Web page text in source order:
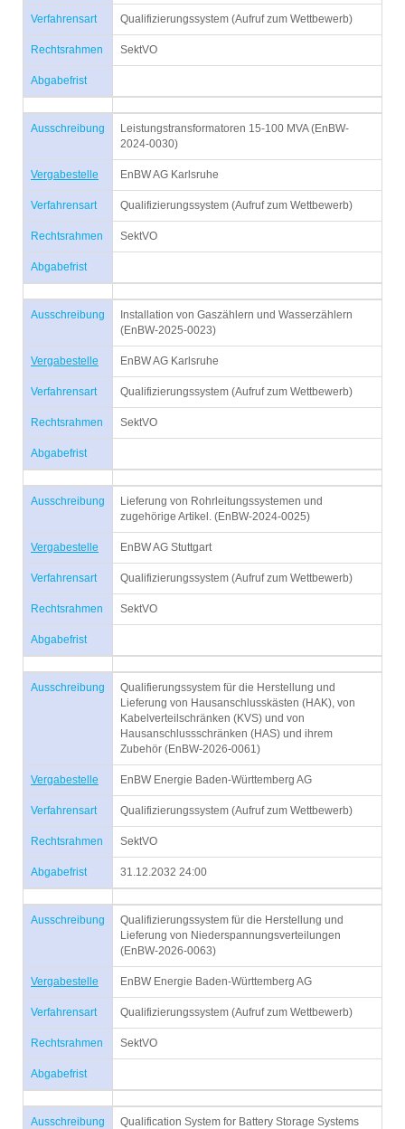
Verfahrensart Qualifizierungssystem (Aufruf zum Wettbewerb)
Rechtsrahmen SektVO
Abgabefrist
Ausschreibung
Leistungstransformatoren 15-100 MVA (EnBW-
2024-0030)
Vergabestelle EnBW AG Karlsruhe
Verfahrensart Qualifizierungssystem (Aufruf zum Wettbewerb)
Rechtsrahmen SektVO
Abgabefrist
Ausschreibung
Installation von Gaszählern und Wasserzählern
(EnBW-2025-0023)
Vergabestelle EnBW AG Karlsruhe
Verfahrensart Qualifizierungssystem (Aufruf zum Wettbewerb)
Rechtsrahmen SektVO
Abgabefrist
Ausschreibung
Lieferung von Rohrleitungssystemen und
zugehörige Artikel. (EnBW-2024-0025)
Vergabestelle EnBW AG Stuttgart
Verfahrensart Qualifizierungssystem (Aufruf zum Wettbewerb)
Rechtsrahmen SektVO
Abgabefrist
Ausschreibung
Qualifierungssystem für die Herstellung und
Lieferung von Hausanschlusskästen (HAK), von
Kabelverteilschränken (KVS) und von
Hausanschlussschränken (HAS) und ihrem
Zubehör (EnBW-2026-0061)
Vergabestelle EnBW Energie Baden-Württemberg AG
Verfahrensart Qualifizierungssystem (Aufruf zum Wettbewerb)
Rechtsrahmen SektVO
Abgabefrist 31.12.2032 24:00
Ausschreibung
Qualifizierungssystem für die Herstellung und
Lieferung von Niederspannungsverteilungen
(EnBW-2026-0063)
Vergabestelle EnBW Energie Baden-Württemberg AG
Verfahrensart Qualifizierungssystem (Aufruf zum Wettbewerb)
Rechtsrahmen SektVO
Abgabefrist
Ausschreibung
Qualification System for Battery Storage Systems